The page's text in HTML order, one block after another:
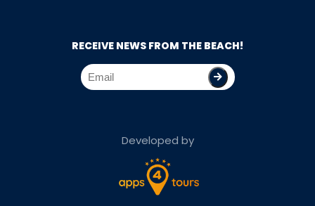
RECEIVE NEWS FROM THE BEACH!
Developed by